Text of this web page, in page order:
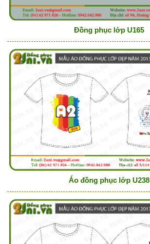
Đồng phục lớp U165
Áo đồng phục lớp U238